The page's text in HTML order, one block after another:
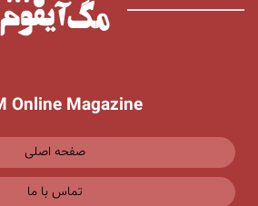
Online Magazine
صفحه اصلی
تماس با ما